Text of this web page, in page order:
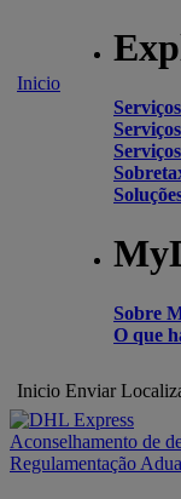
Inicio
Sobre
O que
Inicio Enviar
Aconselhamento de
Regulamentação